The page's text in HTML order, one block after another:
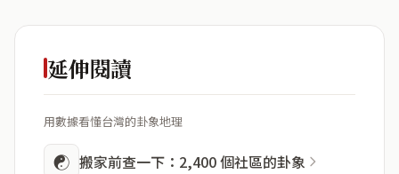
延伸閱讀
用數據看懂台灣的卦象地理
☯ 搬家前查一下：2,400 個社區的卦象